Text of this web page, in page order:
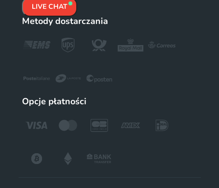
LIVE CHAT
Metody dostarczania
Opcje płatności